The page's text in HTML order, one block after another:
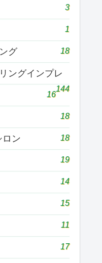
3
1
グ 18
ングインプレ
144
16
18
ロン 18
19
14
15
11
17